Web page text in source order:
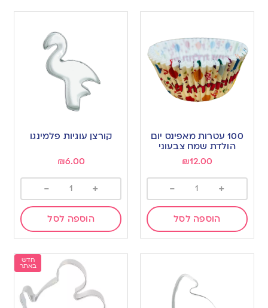
100 עטרות מאפינס יום
הולדת שמח צבעוני
₪12.00
+
-
הוספה לסל
קורצן עוגיות פלמינגו
₪6.00
+
-
הוספה לסל
חדש
באתר